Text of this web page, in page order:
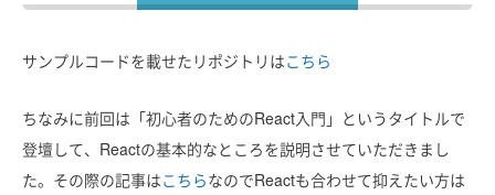
サンプルコードを載せたリポジトリはこちら
ちなみに前回は「初心者のためのReact入門」というタイトルで
登壇して、Reactの基本的なところを説明させていただきまし
た。その際の記事はこちらなのでReactも合わせて抑えたい方は